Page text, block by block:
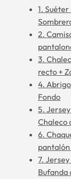
1.
2.
3.
recto +
4.
Fondo
5.
Chaleco
6.
7.
Bufanda